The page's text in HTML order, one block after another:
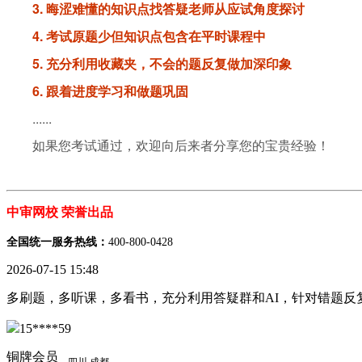
3. 晦涩难懂的知识点找答疑老师从应试角度探讨
4. 考试原题少但知识点包含在平时课程中
5. 充分利用收藏夹，不会的题反复做加深印象
6. 跟着进度学习和做题巩固
......
如果您考试通过，欢迎向后来者分享您的宝贵经验！
中审网校 荣誉出品
全国统一服务热线： 400-800-0428
2026-07-15 15:48
多刷题，多听课，多看书，充分利用答疑群和AI，针对错题反
15****59
铜牌会员